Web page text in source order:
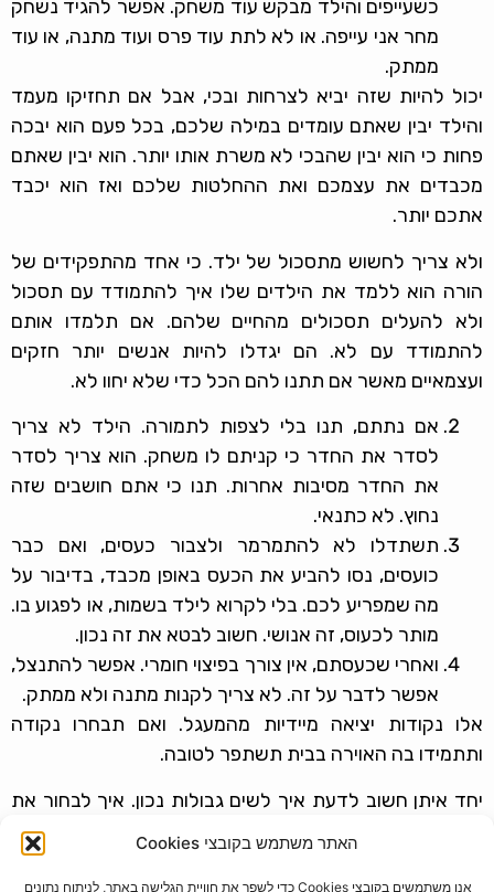
האתר משתמש בקובצי Cookies
אנו משתמשים בקובצי Cookies כדי לשפר את חוויית הגלישה באתר, לניתוח נתונים
כשעייפים והילד מבקש עוד משחק. אפשר להגיד נשחק
מחר אני עייפה. או לא לתת עוד פרס ועוד מתנה, או עוד
ממתק.
יכול להיות שזה יביא לצרחות ובכי, אבל אם תחזיקו מעמד
והילד יבין שאתם עומדים במילה שלכם, בכל פעם הוא יבכה
פחות כי הוא יבין שהבכי לא משרת אותו יותר. הוא יבין שאתם
מכבדים את עצמכם ואת ההחלטות שלכם ואז הוא יכבד
אתכם יותר.
ולא צריך לחשוש מתסכול של ילד. כי אחד מהתפקידים של
הורה הוא ללמד את הילדים שלו איך להתמודד עם תסכול
ולא להעלים תסכולים מהחיים שלהם. אם תלמדו אותם
להתמודד עם לא. הם יגדלו להיות אנשים יותר חזקים
ועצמאיים מאשר אם תתנו להם הכל כדי שלא יחוו לא.
אם נתתם, תנו בלי לצפות לתמורה. הילד לא צריך
לסדר את החדר כי קניתם לו משחק. הוא צריך לסדר
את החדר מסיבות אחרות. תנו כי אתם חושבים שזה
נחוץ. לא כתנאי.
תשתדלו לא להתמרמר ולצבור כעסים, ואם כבר
כועסים, נסו להביע את הכעס באופן מכבד, בדיבור על
מה שמפריע לכם. בלי לקרוא לילד בשמות, או לפגוע בו.
מותר לכעוס, זה אנושי. חשוב לבטא את זה נכון.
ואחרי שכעסתם, אין צורך בפיצוי חומרי. אפשר להתנצל,
אפשר לדבר על זה. לא צריך לקנות מתנה ולא ממתק.
אלו נקודות יציאה מיידיות מהמעגל. ואם תבחרו נקודה
ותתמידו בה האוירה בבית תשתפר לטובה.
יחד איתן חשוב לדעת איך לשים גבולות נכון. איך לבחור את
החוקים, איך לצאת ממאבקי כח ולהיות סמכות הורית
מאוזנת. לא פשוט…. כל העניין הזה של ההורות.